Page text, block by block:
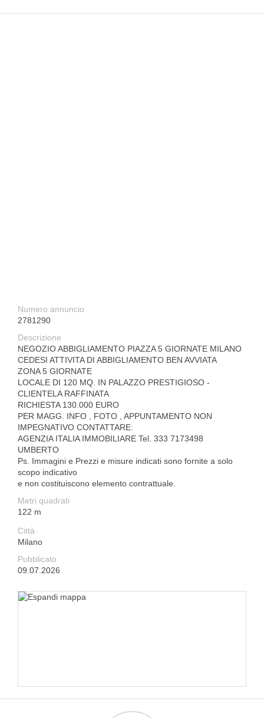
Numero annuncio
2781290
Descrizione
NEGOZIO ABBIGLIAMENTO PIAZZA 5 GIORNATE MILANO
CEDESI ATTIVITA DI ABBIGLIAMENTO BEN AVVIATA
ZONA 5 GIORNATE
LOCALE DI 120 MQ. IN PALAZZO PRESTIGIOSO -
CLIENTELA RAFFINATA
RICHIESTA 130.000 EURO
PER MAGG. INFO , FOTO , APPUNTAMENTO NON
IMPEGNATIVO CONTATTARE:
AGENZIA ITALIA IMMOBILIARE Tel. 333 7173498
UMBERTO
Ps. Immagini e Prezzi e misure indicati sono fornite a solo
scopo indicativo
e non costituiscono elemento contrattuale.
Metri quadrati
122 m
Città
Milano
Pubblicato
09.07.2026